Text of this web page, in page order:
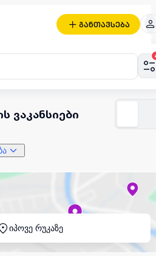
განთავსება
ვაკანსიები
იპოვე რუკაზე